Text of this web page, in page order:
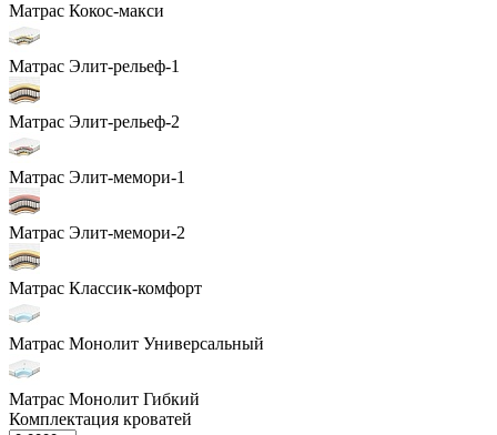
Матрас Кокос-макси
Матрас Элит-рельеф-1
Матрас Элит-рельеф-2
Матрас Элит-мемори-1
Матрас Элит-мемори-2
Матрас Классик-комфорт
Матрас Монолит Универсальный
Матрас Монолит Гибкий
Комплектация кроватей